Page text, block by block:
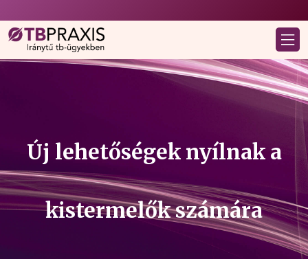
Új lehetőségek nyílnak a
kistermelők számára